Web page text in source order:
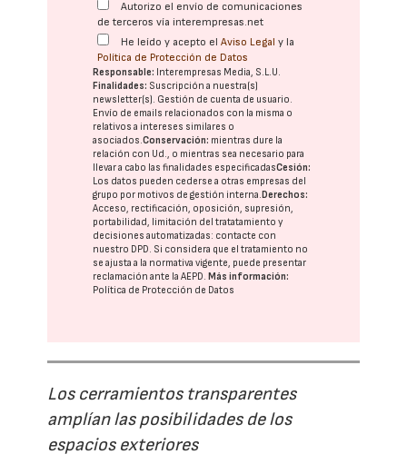
Autorizo el envío de comunicaciones
de terceros vía interempresas.net
He leído y acepto elAviso Legal y la
Política de Protección de Datos
Responsable: Interempresas Media, S.L.U.
Finalidades: Suscripción a nuestra(s)
newsletter(s). Gestión de cuenta de usuario.
Envío de emails relacionados con la misma o
relativos a intereses similares o
asociados.Conservación: mientras dure la
relación con Ud., o mientras sea necesario para
llevar a cabo las finalidades especificadasCesión:
Los datos pueden cederse a otras empresas del
grupo por motivos de gestión interna. Derechos:
Acceso, rectificación, oposición, supresión,
portabilidad, limitación del tratatamiento y
decisiones automatizadas: contacte con
nuestro DPD. Si considera que el tratamiento no
se ajusta a la normativa vigente, puede presentar
reclamación ante laAEPD. Más información:
Política de Protección de Datos
Los cerramientos transparentes
amplían las posibilidades de los
espacios exteriores